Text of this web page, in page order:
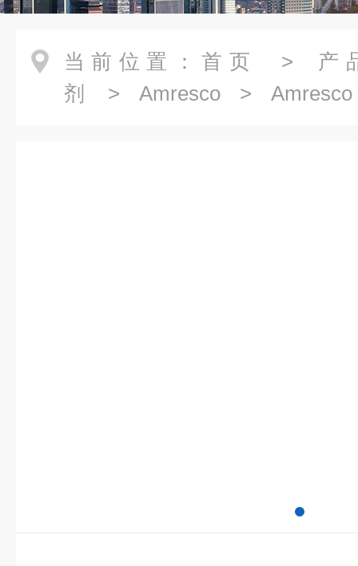
当前位置： 首页 > 产
剂
> Amresco > Amresco